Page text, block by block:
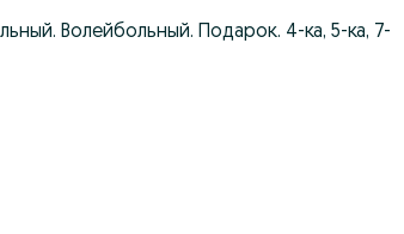
Волейбольный. Подарок. 4-ка, 5-ка, 7-